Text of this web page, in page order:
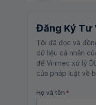
Đăng Ký Tư
Tôi đã đọc và
dữ liệu cá nhân
để Vinmec xử lý
của pháp luật về
Họ và tên *